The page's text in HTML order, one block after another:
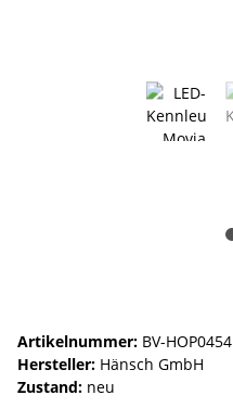
Artikelnummer: BV-HOP0454
Hersteller: Hänsch GmbH
Zustand: neu